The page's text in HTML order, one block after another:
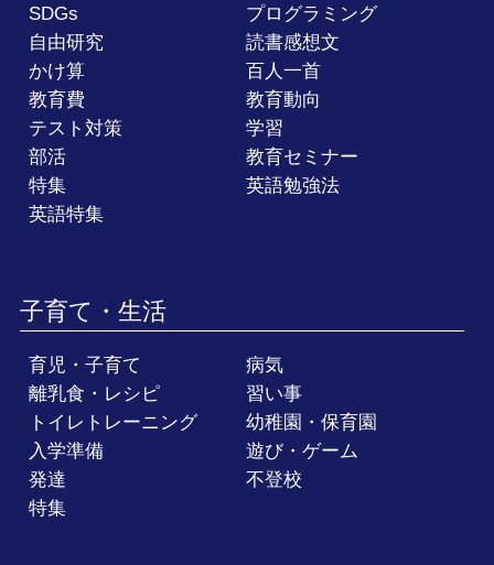
SDGs
プログラミング
自由研究
読書感想文
かけ算
百人一首
教育費
教育動向
テスト対策
学習
部活
教育セミナー
特集
英語勉強法
英語特集
子育て・生活
育児・子育て
病気
離乳食・レシピ
習い事
トイレトレーニング
幼稚園・保育園
入学準備
遊び・ゲーム
発達
不登校
特集